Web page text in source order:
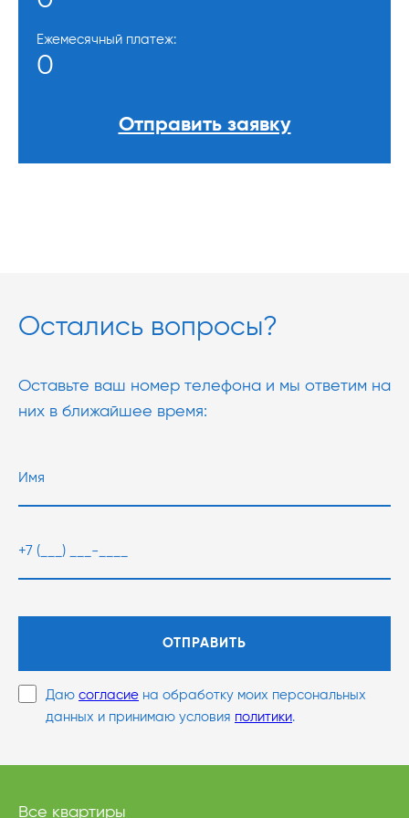
Ежемесячный платеж:
0
Отправить заявку
Все квартиры
Остались вопросы?
Оставьте ваш номер телефона и мы ответим на
них в ближайшее время:
ОТПРАВИТЬ
Даю согласие на обработку моих персональных
данных и принимаю условия политики.